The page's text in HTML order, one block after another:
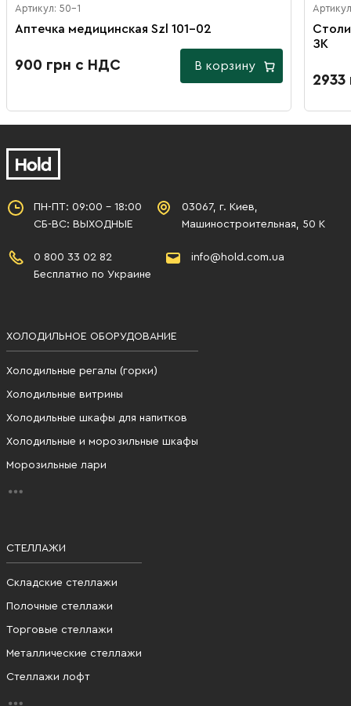
Артикул: 50-1
Аптечка медицинская Szl 101-02
900 грн с НДС В корзину
ЗК
ПН-ПТ: 09:00 - 18:00
СБ-ВС: ВЫХОДНЫЕ
03067, г. Киев,
Машиностроительная, 50 К
0 800 33 02 82
Бесплатно по Украине
info@hold.com.ua
ХОЛОДИЛЬНОЕ ОБОРУДОВАНИЕ
Холодильные регалы (горки)
Холодильные витрины
Холодильные шкафы для напитков
Холодильные и морозильные шкафы
Морозильные лари
СТЕЛЛАЖИ
Складские стеллажи
Полочные стеллажи
Торговые стеллажи
Металлические стеллажи
Стеллажи лофт